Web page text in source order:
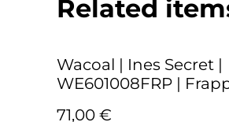
Related
Wacoal | Ines Secret |
WE601008FRP |
71,00 €